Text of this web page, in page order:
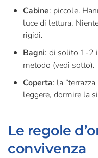
Cabine: piccole.
luce di lettura.
rigidi.
Bagni: di solito 1-2
metodo (vedi sotto).
Coperta: la
leggere, dormire la
Le regole
convivenza